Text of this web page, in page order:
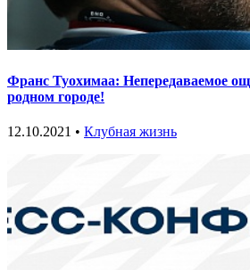
Франс Туохимаа: Непередаваемое
родном городе!
12.10.2021 • Клубная жизнь